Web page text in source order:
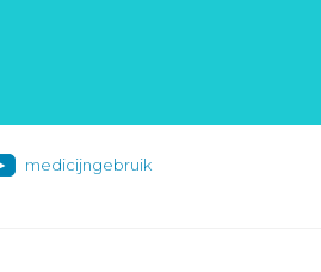
medicijngebruik